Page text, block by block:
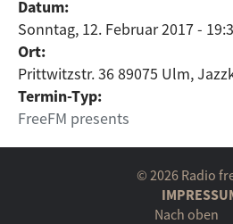
Datum:
Sonntag, 12. Februar 2017 -
Ort:
Prittwitzstr. 36 89075 Ulm,
Termin-Typ:
FreeFM presents
© 2026 Radio
Nach oben